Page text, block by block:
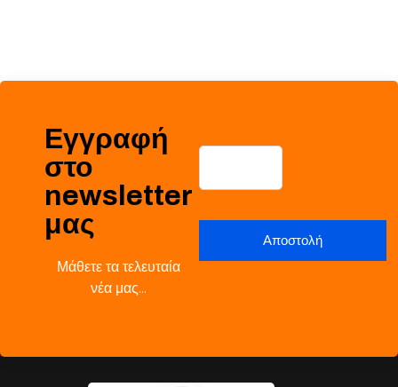
Εγγραφή
στο
newsletter
μας
Μάθετε τα τελευταία
νέα μας…